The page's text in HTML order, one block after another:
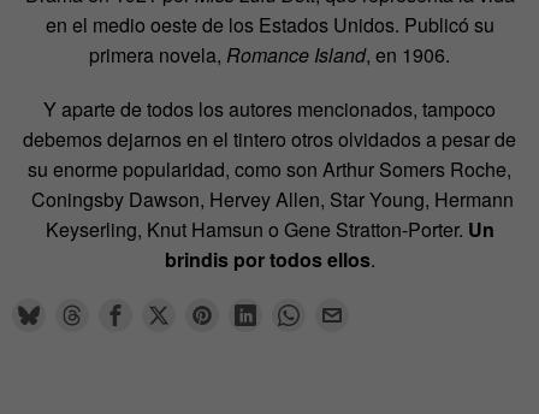
en el medio oeste de los Estados Unidos. Publicó su
primera novela, Romance Island, en 1906.
Y aparte de todos los autores mencionados, tampoco
debemos dejarnos en el tintero otros olvidados a pesar de
su enorme popularidad, como son Arthur Somers Roche,
Coningsby Dawson, Hervey Allen, Star Young, Hermann
Keyserling, Knut Hamsun o Gene Stratton-Porter. Un
brindis por todos ellos.